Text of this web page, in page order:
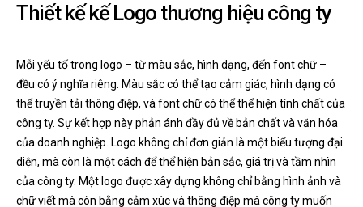
Thiết kế kế Logo thương hiệu công ty
Mỗi yếu tố trong logo – từ màu sắc, hình dạng, đến font chữ –
đều có ý nghĩa riêng. Màu sắc có thể tạo cảm giác, hình dạng có
thể truyền tải thông điệp, và font chữ có thể thể hiện tính chất của
công ty. Sự kết hợp này phản ánh đầy đủ về bản chất và văn hóa
của doanh nghiệp. Logo không chỉ đơn giản là một biểu tượng đại
diện, mà còn là một cách để thể hiện bản sắc, giá trị và tầm nhìn
của công ty. Một logo được xây dựng không chỉ bằng hình ảnh và
chữ viết mà còn bằng cảm xúc và thông điệp mà công ty muốn